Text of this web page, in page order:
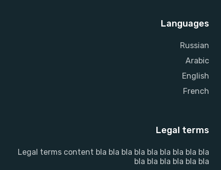
Languages
Russian
Arabic
English
French
Legal terms
Legal terms content bla bla bla bla bla bla bla bla bla
bla bla bla bla bla bla